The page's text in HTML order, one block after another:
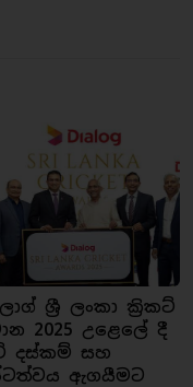
ශ්‍රී ලංකා ක්‍රිකට්
2025 උළෙලේ දී
දස්කම් සහ
ඇගයීමට